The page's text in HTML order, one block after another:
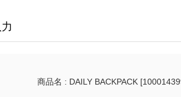
商品名 : DAILY BACKPACK